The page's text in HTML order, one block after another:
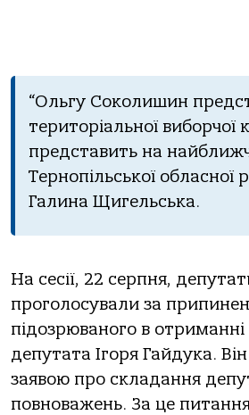
“Ольгу Соколишин
територіальної виборчої
представить на
Тернопільської обласної
Галина Щигельська.
На сесії, 22 серпня,
проголосували за
підозрюваного в
депутата Ігоря Гайдука.
заявою про складання
повноважень. За це питання